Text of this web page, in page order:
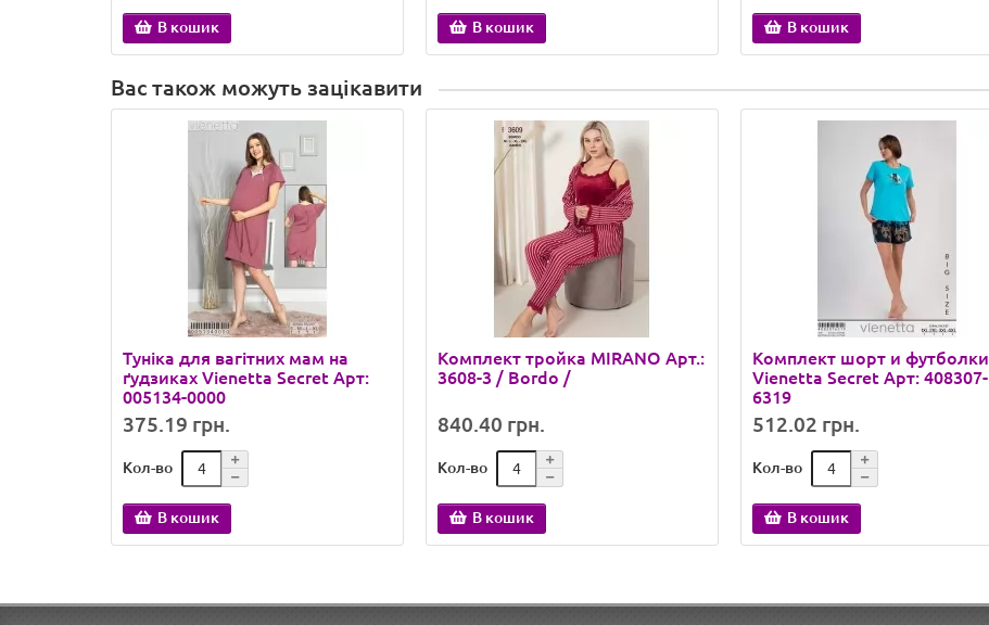
В кошик В кошик В кошик
Вас також можуть зацікавити
Туніка для вагітних мам на
ґудзиках Vienetta Secret Арт:
005134-0000
375.19 грн.
Кол-во
В кошик
Комплект тройка MIRANO Арт.:
3608-3 / Bordo /
840.40 грн.
Кол-во
В кошик
Комплект шорт и футболки
Vienetta Secret Арт: 408307-
6319
512.02 грн.
Кол-во
В кошик